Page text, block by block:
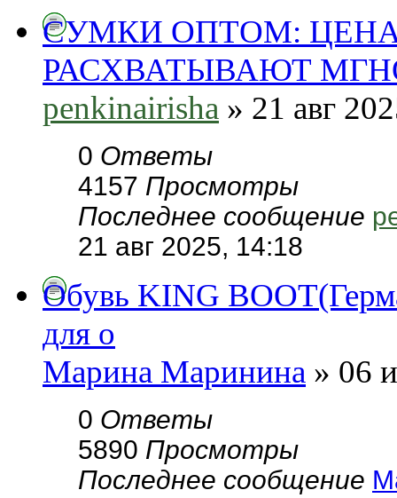
СУМКИ ОПТОМ:
РАСХВАТЫВАЮТ
penkinairisha » 21 авг
0 Ответы
4157 Просмотры
Последнее сообщение
21 авг 2025, 14:18
Обувь KING
для о
Марина Маринина » 06
0 Ответы
5890 Просмотры
Последнее сообщение